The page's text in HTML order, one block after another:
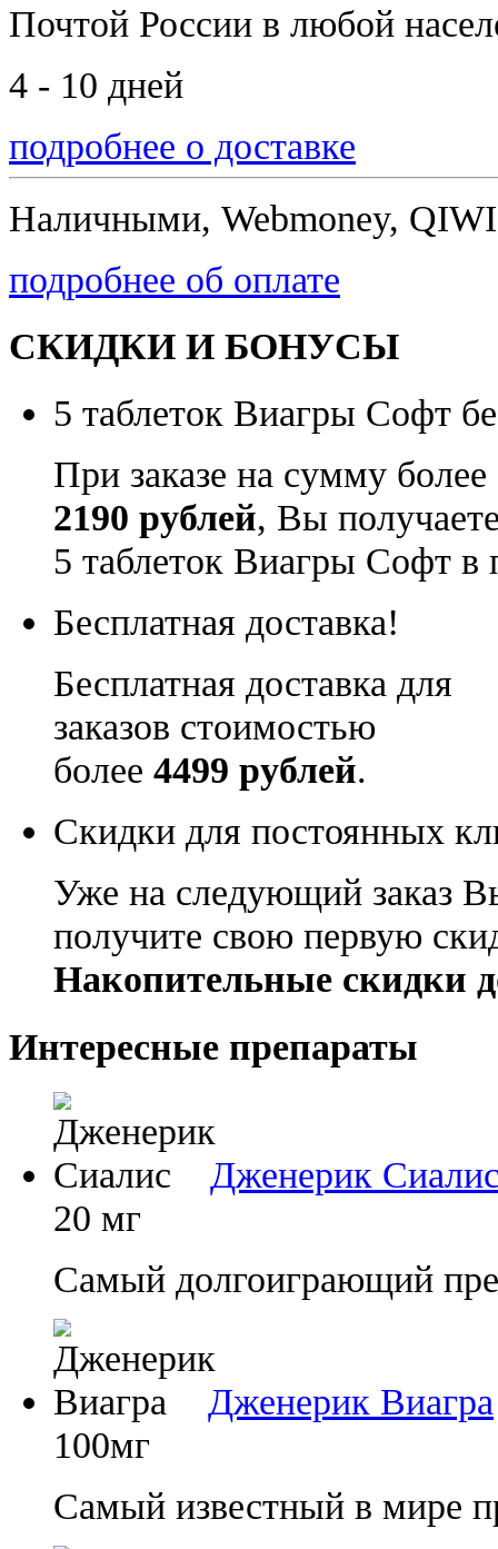
Почтой России в любой
4 - 10 дней
подробнее о доставке
Наличными, Webmoney,
подробнее об оплате
СКИДКИ И БОНУСЫ
5 таблеток Виагры Софт
При заказе на сумму более
2190 рублей, Вы
5 таблеток Виагры Софт в
Бесплатная доставка!
Бесплатная доставка для
заказов стоимостью
более 4499 рублей.
Скидки для постоянных
Уже на следующий заказ
получите свою первую
Накопительные скидки
Интересные препараты
Дженерик
20 мг
Самый долгоиграющий
Дженерик Виагра
100мг
Самый известный в мире